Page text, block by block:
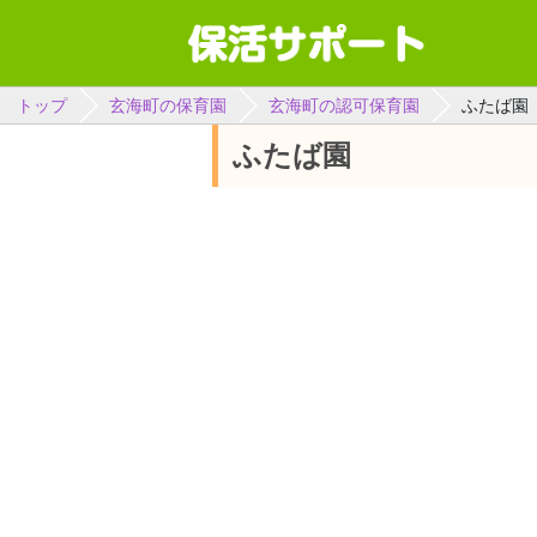
トップ 玄海町の保育園 玄海町の認可保育園 ふたば園
ふたば園